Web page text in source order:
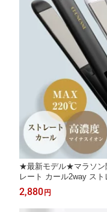
★最新モデル★マラソン
レート カール2way スト
アイロン ストレートヘ
熱 温度6段階調節 360度
携帯 旅行
2,880円